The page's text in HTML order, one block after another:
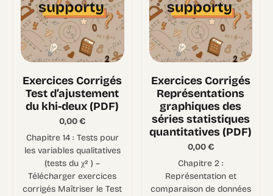
Exercices Corrigés
Test d’ajustement
du khi-deux (PDF)
0,00€
Chapitre 14 : Tests pour
les variables qualitatives
(tests du χ² ) –
Télécharger exercices
corrigés Maîtriser le Test
Exercices Corrigés
Représentations
graphiques des
séries statistiques
quantitatives (PDF)
0,00€
Chapitre 2 :
Représentation et
comparaison de données